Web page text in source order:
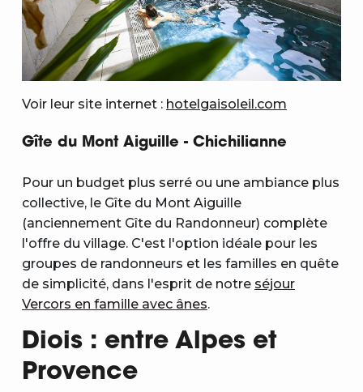
Voir leur site internet : hotelgaisoleil.com
Gîte du Mont Aiguille - Chichilianne
Pour un budget plus serré ou une ambiance plus
collective, le Gîte du Mont Aiguille
(anciennement Gîte du Randonneur) complète
l'offre du village. C'est l'option idéale pour les
groupes de randonneurs et les familles en quête
de simplicité, dans l'esprit de notre séjour
Vercors en famille avec ânes.
Diois : entre Alpes et
Provence